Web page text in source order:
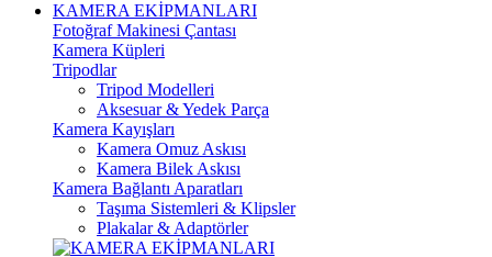
KAMERA EKİPMANLARI
Fotoğraf Makinesi Çantası
Kamera Küpleri
Tripodlar
Tripod Modelleri
Aksesuar & Yedek Parça
Kamera Kayışları
Kamera Omuz Askısı
Kamera Bilek Askısı
Kamera Bağlantı Aparatları
Taşıma Sistemleri & Klipsler
Plakalar & Adaptörler